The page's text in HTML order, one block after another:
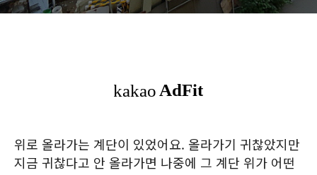
위로 올라가는 계단이 있었어요. 올라가기 귀찮았지만
지금 귀찮다고 안 올라가면 나중에 그 계단 위가 어떤